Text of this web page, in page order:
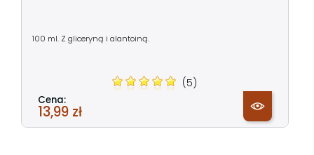
100 ml. Z gliceryną i alantoiną.
(5)
Cena:
13,99 zł